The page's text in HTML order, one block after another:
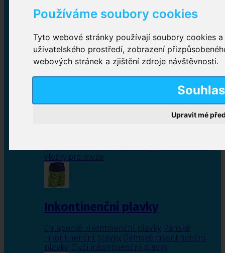
Používáme soubory cookies
Tyto webové stránky používají soubory cookies
uživatelského prostředí, zobrazení
webových stránek a zjištění zdroje návštěvnosti.
Upravit mé
Inkontinenční kalhotky
Plenkové kalhotky navlékací,Plenkové kalhotky
vložky pro muže
Inkontinenční plavky
Chlapecké inkontinenční plavky, Pánské
inkontinenční plavky, Dámské inkontinenční
plavky, Dívčí inkontinenční plavky